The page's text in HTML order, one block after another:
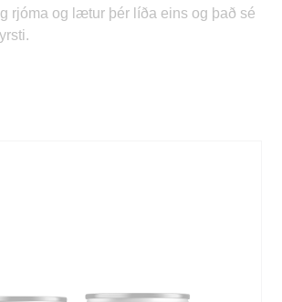
rjóma og lætur þér líða eins og það sé